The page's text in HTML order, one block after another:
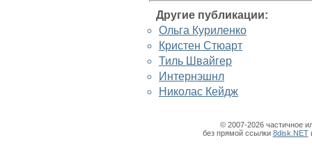
Другие публикации:
Ольга Куриленко
Кристен Стюарт
Тиль Швайгер
Интернэшнл
Николас Кейдж
© 2007-2026 частичное
без прямой ссылки 8disk.NET